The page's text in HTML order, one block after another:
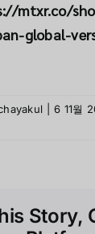
mtxr.co/
global-
6 11월
Story,